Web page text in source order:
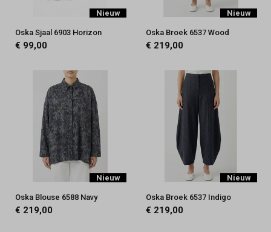
Nieuw
Oska Sjaal 6903 Horizon
€ 99,00
Nieuw
Oska Broek 6537 Wood
€ 219,00
Nieuw
Oska Blouse 6588 Navy
€ 219,00
Nieuw
Oska Broek 6537 Indigo
€ 219,00